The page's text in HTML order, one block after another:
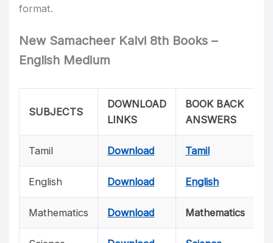
format.
New Samacheer Kalvi 8th Books –
English Medium
SUBJECTS
DOWNLOAD
LINKS
BOOK BACK
ANSWERS
Tamil Download Tamil
English Download English
Mathematics Download Mathematics